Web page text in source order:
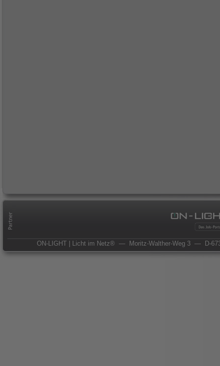
ON-LIGHT | Licht im Netz® — Moritz-Walther-Weg 3 — D-